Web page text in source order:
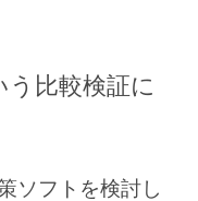
比較検証に
ソフトを検討し